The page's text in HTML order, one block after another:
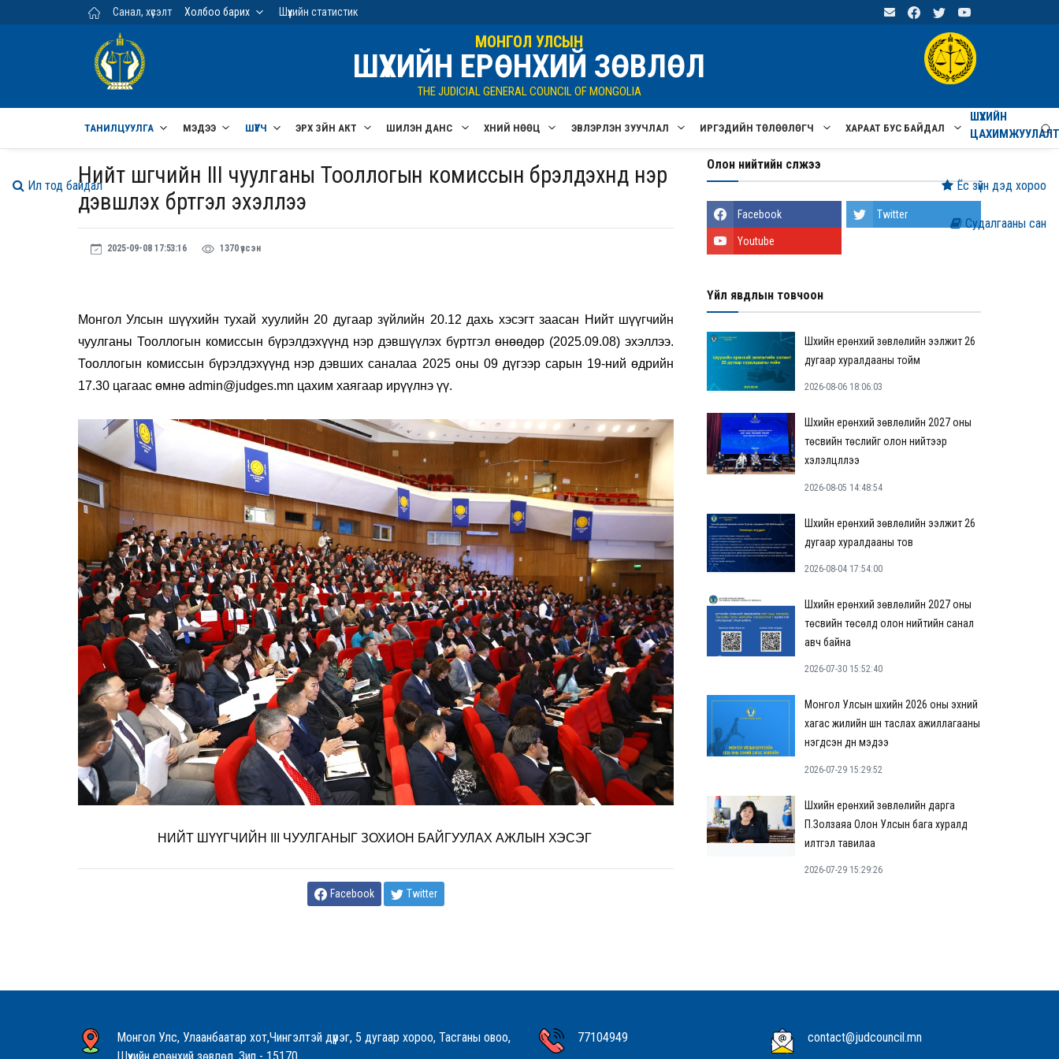
Үндсэн агуулга руу шилжих
Санал, хүсэлт Холбоо барих Шүүхийн статистик
МОНГОЛ УЛСЫН
ШҮҮХИЙН ЕРӨНХИЙ ЗӨВЛӨЛ
THE JUDICIAL GENERAL COUNCIL OF MONGOLIA
ТАНИЛЦУУЛГА МЭДЭЭ ШҮҮГЧ ЭРХ ЗҮЙН АКТ ШИЛЭН ДАНС ХҮНИЙ НӨӨЦ ЭВЛЭРҮҮЛЭН ЗУУЧЛАЛ ИРГЭДИЙН ТӨЛӨӨЛӨГЧ ХАРААТ БУС БАЙДАЛ
ШҮҮХИЙН
Нийт шүүгчийн III чуулганы Тооллогын комиссын бүрэлдэхүүнд нэр
дэвшүүлэх бүртгэл эхэллээ
2025-09-08 17:53:16 1370 үзсэн
Монгол Улсын шүүхийн тухай хуулийн 20 дугаар зүйлийн 20.12 дахь хэсэгт заасан Нийт шүүгчийн
чуулганы Тооллогын комиссын бүрэлдэхүүнд нэр дэвшүүлэх бүртгэл өнөөдөр (2025.09.08) эхэллээ.
Тооллогын комиссын бүрэлдэхүүнд нэр дэвших саналаа 2025 оны 09 дүгээр сарын 19-ний өдрийн
17.30 цагаас өмнө admin@judges.mn цахим хаягаар ирүүлнэ үү.
НИЙТ ШҮҮГЧИЙН III ЧУУЛГАНЫГ ЗОХИОН БАЙГУУЛАХ АЖЛЫН ХЭСЭГ
Facebook Twitter
Олон нийтийн сүлжээ
Facebook Twitter
Youtube
Үйл явдлын товчоон
Шүүхийн ерөнхий зөвлөлийн ээлжит 26
дугаар хуралдааны тойм
2026-08-06 18:06:03
Шүүхийн ерөнхий зөвлөлийн 2027 оны
төсвийн төслийг олон нийтээр
хэлэлцүүллээ
2026-08-05 14:48:54
Шүүхийн ерөнхий зөвлөлийн ээлжит 26
дугаар хуралдааны тов
2026-08-04 17:54:00
Шүүхийн ерөнхий зөвлөлийн 2027 оны
төсвийн төсөлд олон нийтийн санал
авч байна
2026-07-30 15:52:40
Монгол Улсын шүүхийн 2026 оны эхний
хагас жилийн шүүн таслах ажиллагааны
нэгдсэн дүн мэдээ
2026-07-29 15:29:52
Шүүхийн ерөнхий зөвлөлийн дарга
П.Золзаяа Олон Улсын бага хуралд
илтгэл тавилаа
2026-07-29 15:29:26
Монгол Улс, Улаанбаатар хот,Чингэлтэй дүүрэг, 5 дугаар хороо, Тасганы овоо,
77104949 contact@judcouncil.mn
Судалгааны сан
Ёс зүйн дэд хороо
Ил тод байдал